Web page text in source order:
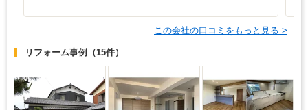
この会社の口コミをもっと見る >
リフォーム事例 （15件）